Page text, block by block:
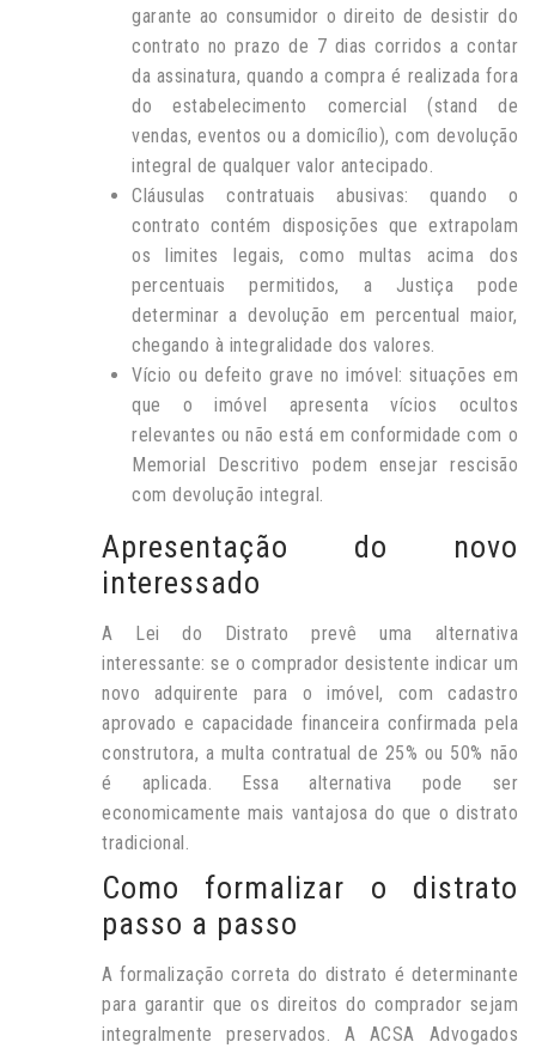
garante ao consumidor o direito de desistir do
contrato no prazo de 7 dias corridos a contar
da assinatura, quando a compra é realizada fora
do estabelecimento comercial (stand de
vendas, eventos ou a domicílio), com devolução
integral de qualquer valor antecipado.
Cláusulas contratuais abusivas: quando o
contrato contém disposições que extrapolam
os limites legais, como multas acima dos
percentuais permitidos, a Justiça pode
determinar a devolução em percentual maior,
chegando à integralidade dos valores.
Vício ou defeito grave no imóvel: situações em
que o imóvel apresenta vícios ocultos
relevantes ou não está em conformidade com o
Memorial Descritivo podem ensejar rescisão
com devolução integral.
Apresentação do novo
interessado
A Lei do Distrato prevê uma alternativa
interessante: se o comprador desistente indicar um
novo adquirente para o imóvel, com cadastro
aprovado e capacidade financeira confirmada pela
construtora, a multa contratual de 25% ou 50% não
é aplicada. Essa alternativa pode ser
economicamente mais vantajosa do que o distrato
tradicional.
Como formalizar o distrato
passo a passo
A formalização correta do distrato é determinante
para garantir que os direitos do comprador sejam
integralmente preservados. A ACSA Advogados